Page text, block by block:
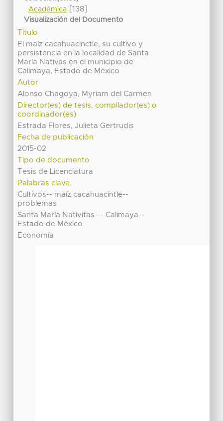
Académica[138]
Visualización del Documento
Título
El maíz cacahuacinctle, su cultivo y
persistencia en la localidad de Santa
María Nativas en el municipio de
Calimaya, Estado de México
Autor
Alonso Chagoya, Myriam del Carmen
Director(es) de tesis, compilador(es) o
coordinador(es)
Estrada Flores, Julieta Gertrudis
Fecha de publicación
2015-02
Tipo de documento
Tesis de Licenciatura
Palabras clave
Cultivos-- maíz cacahuacintle--
problemas
Santa María Nativitas--- Calimaya--
Estado de México
Economía